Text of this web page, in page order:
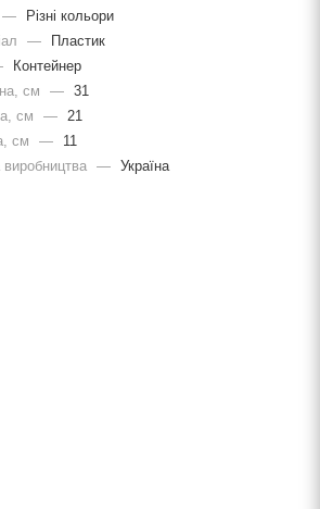
—
Різні кольори
—
Пластик
Контейнер
cм
— 31
cм
—
21
см
—
11
виробництва — Україна